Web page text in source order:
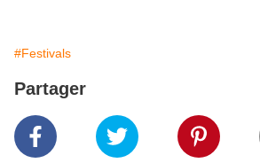
#Festivals
Partager